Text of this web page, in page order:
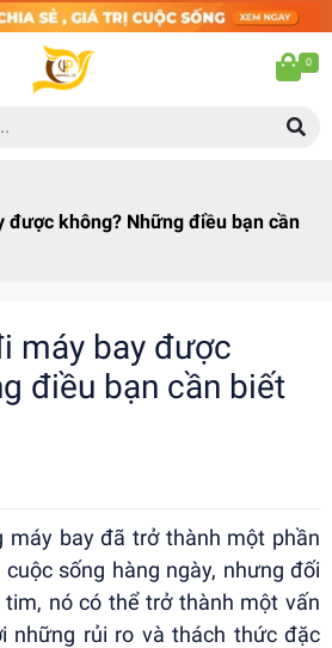
0
được không? Những điều bạn cần
máy bay được
điều bạn cần biết
máy bay đã trở thành một phần
sống hàng ngày, nhưng đối
nó có thể trở thành một vấn
những rủi ro và thách thức đặc